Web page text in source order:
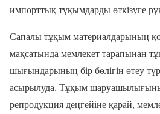
импорттық тұқымдарды өткізуге
Сапалы тұқым материалдарының
мақсатында мемлекет тарапынан
шығындарының бір бөлігін өтеу
асырылуда. Тұқым
репродукция деңгейіне қарай,